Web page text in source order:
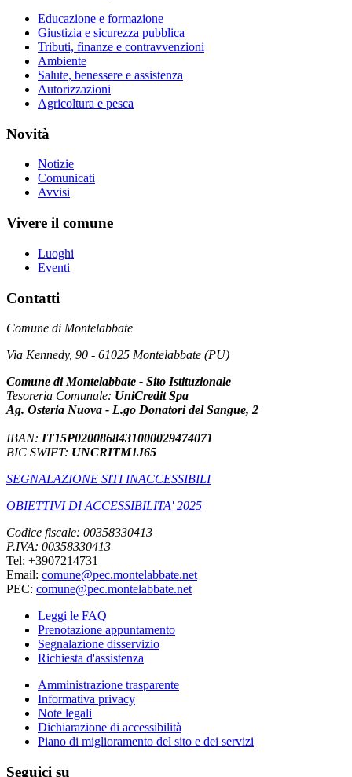
Educazione e formazione
Giustizia e sicurezza pubblica
Tributi, finanze e contravvenzioni
Ambiente
Salute, benessere e assistenza
Autorizzazioni
Agricoltura e pesca
Novità
Notizie
Comunicati
Avvisi
Vivere il comune
Luoghi
Eventi
Contatti
Comune di Montelabbate
Via Kennedy, 90 - 61025 Montelabbate (PU)
Comune di Montelabbate - Sito Istituzionale
Tesoreria Comunale: UniCredit Spa
Ag. Osteria Nuova - L.go Donatori del Sangue, 2
IBAN: IT15P0200868431000029474071
BIC SWIFT: UNCRITM1J65
SEGNALAZIONE SITI INACCESSIBILI
OBIETTIVI DI ACCESSIBILITA' 2025
Codice fiscale: 00358330413
P.IVA: 00358330413
Tel: +3907214731
Email: comune@pec.montelabbate.net
PEC: comune@pec.montelabbate.net
Leggi le FAQ
Prenotazione appuntamento
Segnalazione disservizio
Richiesta d'assistenza
Amministrazione trasparente
Informativa privacy
Note legali
Dichiarazione di accessibilità
Piano di miglioramento del sito e dei servizi
Seguici su